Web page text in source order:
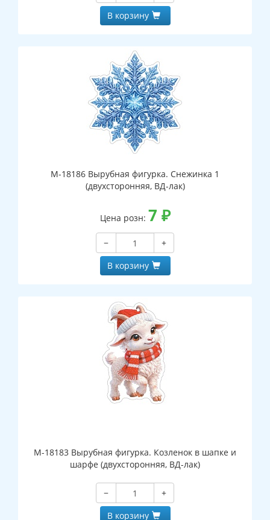
В корзину
М-18186 Вырубная фигурка. Снежинка 1
(двухсторонняя, ВД-лак)
Цена розн: 7 ₽
−
+
В корзину
М-18183 Вырубная фигурка. Козленок в шапке и
шарфе (двухсторонняя, ВД-лак)
−
+
В корзину